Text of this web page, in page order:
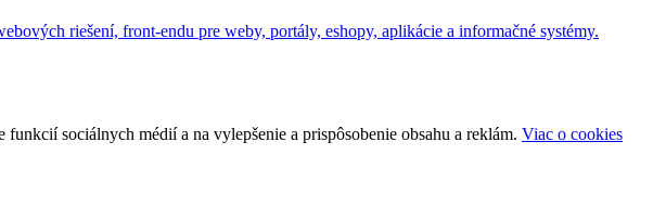
riešení, front-endu pre weby, portály, eshopy, aplikácie a informačné systémy.
sociálnych médií a na vylepšenie a prispôsobenie obsahu a reklám. Viac o cookies